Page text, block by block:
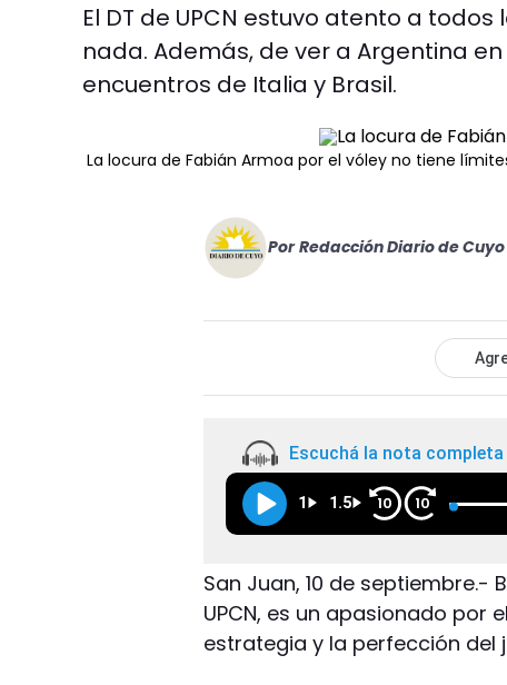
El DT de UPCN estuvo atento a
nada. Además, de ver a Argentina
encuentros de Italia y Brasil.
La locura de Fabián Armoa por el vóley no tiene
Por Redacción Diario de Cuyo
Escuchá la nota completa
1 1.5 10 10
San Juan, 10 de septiembre.-
UPCN, es un apasionado por
estrategia y la perfección del